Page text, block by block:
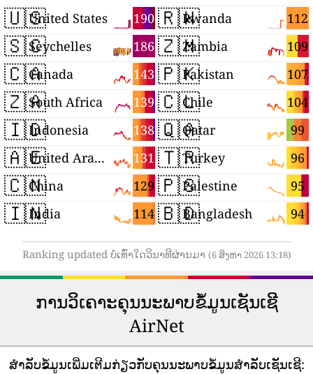
🇺🇸 190
United States
🇸🇨 186
Seychelles
🇨🇦 143
Canada
🇿🇦 139
South Africa
🇮🇩 138
Indonesia
🇦🇪 131
United Arab Emirates
🇨🇳 129
China
🇮🇳 114
India
🇷🇼 112
Rwanda
🇿🇲 109
Zambia
🇵🇰 107
Pakistan
🇨🇱 104
Chile
🇶🇦 99
Qatar
🇹🇷 96
Turkey
🇵🇸 95
Palestine
🇧🇩 94
Bangladesh
Ranking updated ບໍ່ເທົ່າໃດວິນາທີຜ່ານມາ (6 ສິງຫາ 2026 13:18)
ການວິເຄາະຄຸນນະພາບຂໍ້ມູນເຊັນເຊີ
AirNet
ສໍາລັບຂໍ້ມູນເພີ່ມເຕີມກ່ຽວກັບຄຸນນະພາບຂໍ້ມູນສໍາລັບເຊັນເຊີ: